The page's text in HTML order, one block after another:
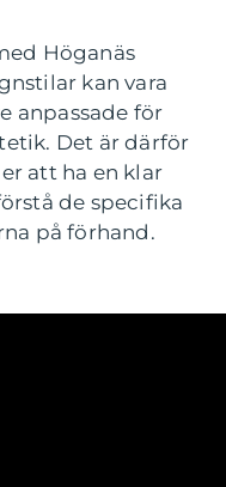
Höganäs
kan vara
anpassade för
Det är därför
att ha en klar
de specifika
på förhand.